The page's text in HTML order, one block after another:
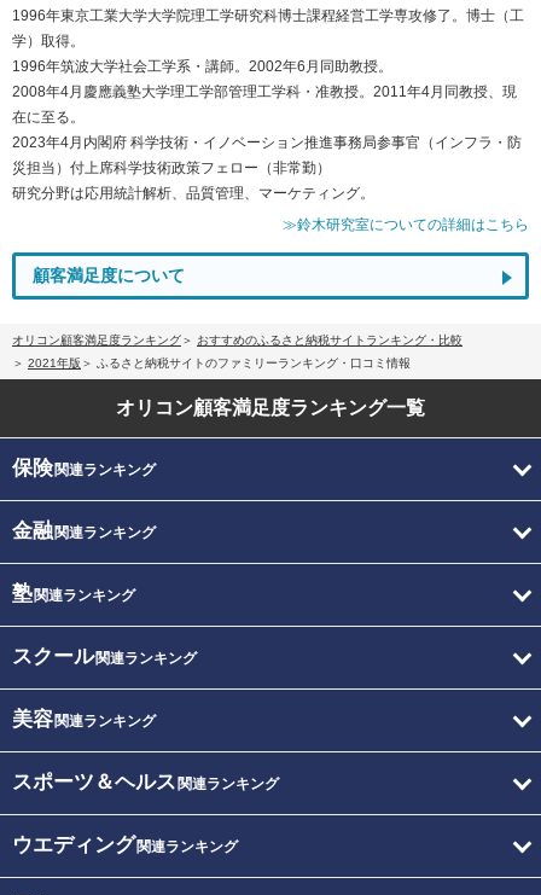
1996年東京工業大学大学院理工学研究科博士課程経営工学専攻修了。博士（工
学）取得。
1996年筑波大学社会工学系・講師。2002年6月同助教授。
2008年4月慶應義塾大学理工学部管理工学科・准教授。2011年4月同教授、現
在に至る。
2023年4月内閣府 科学技術・イノベーション推進事務局参事官（インフラ・防
災担当）付上席科学技術政策フェロー（非常勤）
研究分野は応用統計解析、品質管理、マーケティング。
≫鈴木研究室についての詳細はこちら
顧客満足度について
オリコン顧客満足度ランキング
おすすめのふるさと納税サイトランキング・比較
2021年版
ふるさと納税サイトのファミリーランキング・口コミ情報
オリコン顧客満足度ランキング一覧
保険関連ランキング
金融関連ランキング
塾関連ランキング
スクール関連ランキング
美容関連ランキング
スポーツ＆ヘルス 関連ランキング
ウエディング関連ランキング